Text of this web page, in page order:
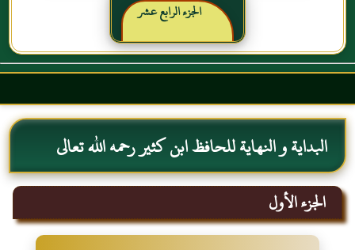
الجزء الرابع عشر
البداية و النهاية للحافظ ابن كثير رحمه الله تعالى
الجزء الأول